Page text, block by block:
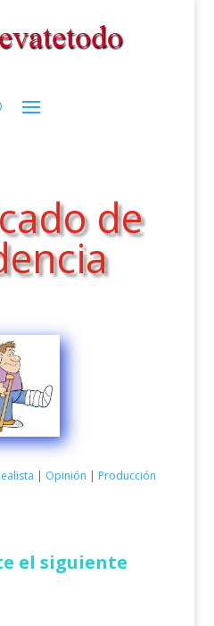
de
| Opinión | Producción
el siguiente